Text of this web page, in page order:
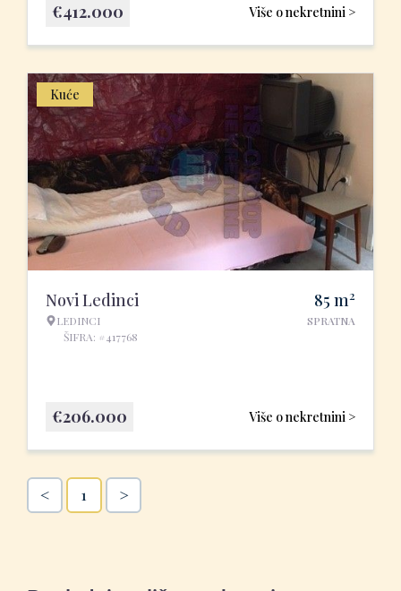
Više o nekretnini >
€412.000
Kuće
Novi Ledinci
LEDINCI
ŠIFRA: #417768
85 m2
SPRATNA
Više o nekretnini >
€206.000
< 1 >